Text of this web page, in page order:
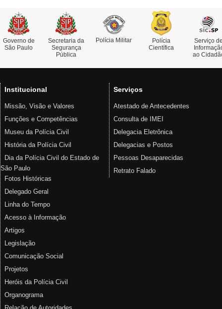
Governo de
São Paulo
Secretaria da
Segurança
Pública
Polícia Militar
Polícia
Científica
Serviço
ao
Institucional
Missão, Visão e Valores
Funções e Competências
Museu da Polícia Civil
História da Polícia Civil
Dia da Polícia Civil do Estado de
São Paulo
Fotos Históricas
Delegado Geral
Linha do Tempo
Acesso à Informação
Artigos
Legislação
Comunicação Social
Projetos
Heróis da Polícia Civil
Organograma
Serviços
Atestado de Antecedentes
Consulta de IMEI
Delegacia Eletrônica
Delegacias e Postos
Pessoas Desaparecidas
Retrato Falado